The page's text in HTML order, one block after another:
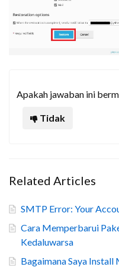
Apakah jawaban ini
Tidak
Related Articles
SMTP Error: Your
Cara Memperbarui
Kedaluwarsa
Bagaimana Saya Install